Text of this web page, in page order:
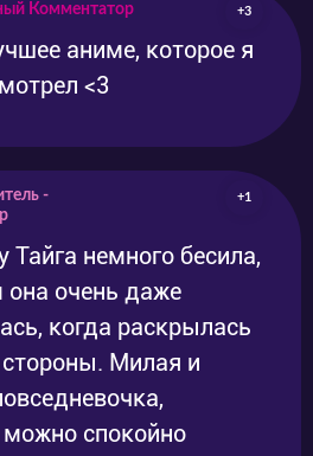
Комментатор +3
аниме, которое я
<3
-
+1
Тайга немного бесила,
она очень даже
когда раскрылась
стороны. Милая и
спокойно